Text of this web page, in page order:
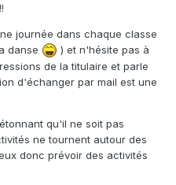
journée dans chaque classe
danse
) et n'hésite pas à
de la titulaire et parle
d'échanger par mail est une
qu'il ne soit pas
ne tournent autour des
donc prévoir des activités